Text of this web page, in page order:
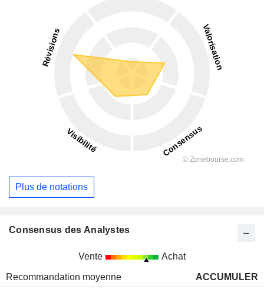
Plus de notations
Consensus des Analystes
Vente Achat
Recommandation moyenne
ACCUMULER